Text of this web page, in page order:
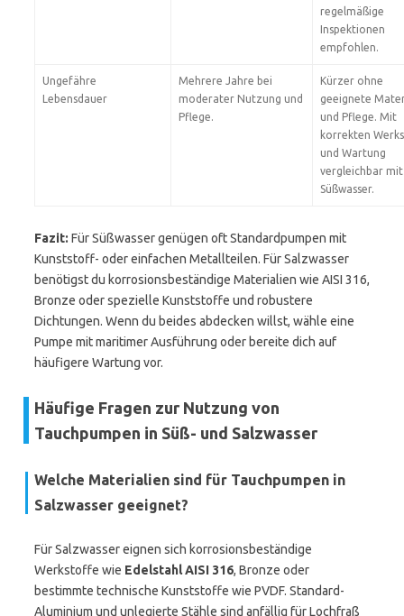
regelmäßige
Inspektionen
empfohlen.
Ungefähre
Lebensdauer
Mehrere Jahre bei
moderater Nutzung und
Pflege.
Kürzer ohne
geeignete
und Pflege. Mit
korrekten
und Wartung
vergleichbar mit
Süßwasser.
Fazit: Für Süßwasser genügen oft Standardpumpen mit
Kunststoff- oder einfachen Metallteilen. Für Salzwasser
benötigst du korrosionsbeständige Materialien wie AISI 316,
Bronze oder spezielle Kunststoffe und robustere
Dichtungen. Wenn du beides abdecken willst, wähle eine
Pumpe mit maritimer Ausführung oder bereite dich auf
häufigere Wartung vor.
Häufige Fragen zur Nutzung von
Tauchpumpen in Süß- und Salzwasser
Welche Materialien sind für Tauchpumpen in
Salzwasser geeignet?
Für Salzwasser eignen sich korrosionsbeständige
Werkstoffe wie Edelstahl AISI 316, Bronze oder
bestimmte technische Kunststoffe wie PVDF. Standard-
Aluminium und unlegierte Stähle sind anfällig für Lochfraß